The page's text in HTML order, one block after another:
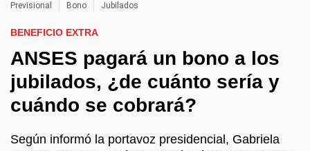
Previsional Bono Jubilados
BENEFICIO EXTRA
ANSES pagará un bono a los
jubilados, ¿de cuánto sería y
cuándo se cobrará?
Según informó la portavoz presidencial, Gabriela